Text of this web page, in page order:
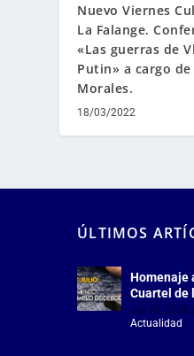
Nuevo Viernes
La Falange.
«Las guerras de
Putin» a cargo de
Morales.
18/03/2022
ÚLTIMOS
Homenaje
Cuartel de
Jul 18, 2026
Actualidad